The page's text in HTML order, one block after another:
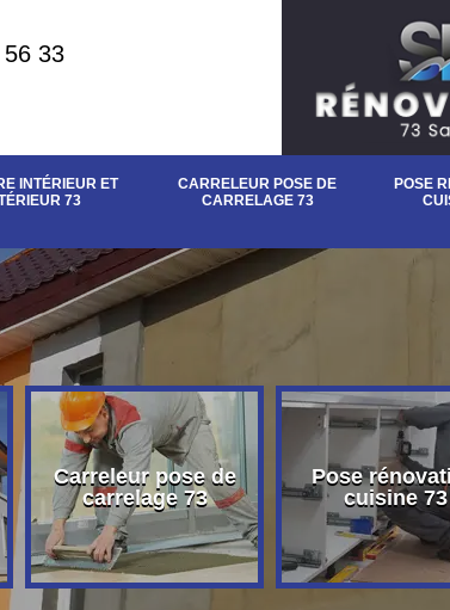
33
INTÉRIEUR ET
73
CARRELEUR POSE DE
CARRELAGE 73
POSE
Carreleur pose de
carrelage 73
Pose
cuisine 73